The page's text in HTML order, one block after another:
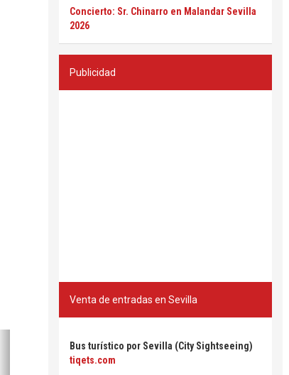
Concierto: Sr. Chinarro en Malandar Sevilla
2026
Publicidad
Venta de entradas en Sevilla
Bus turístico por Sevilla (City Sightseeing)
tiqets.com